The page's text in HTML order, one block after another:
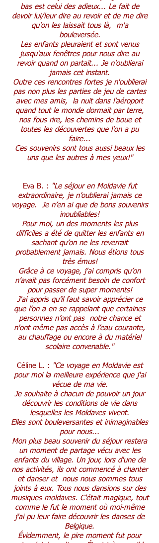
bas est celui des adieux... Le fait de
devoir lui/leur dire au revoir et de me dire
qu'on les laissait tous là, m'a
bouleversée.
Les enfants pleuraient et sont venus
jusqu'aux fenêtres pour nous dire au
revoir quand on partait... Je n'oublierai
jamais cet instant.
Outre ces rencontres fortes je n'oublierai
pas non plus les parties de jeu de cartes
avec mes amis, la nuit dans l'aéroport
quand tout le monde dormait par terre,
nos fous rire, les chemins de boue et
toutes les découvertes que l'on a pu
faire...
Ces souvenirs sont tous aussi beaux les
uns que les autres à mes yeux!"
Eva B. : "Le séjour en Moldavie fut
extraordinaire, je n’oublierai jamais ce
voyage. Je n’en ai que de bons souvenirs
inoubliables!
Pour moi, un des moments les plus
difficiles a été de quitter les enfants en
sachant qu’on ne les reverrait
probablement jamais. Nous étions tous
très émus!
Grâce à ce voyage, j'ai compris qu’on
n’avait pas forcément besoin de confort
pour passer de super moments!
J'ai appris qu’il faut savoir apprécier ce
que l’on a en se rappelant que certaines
personnes n’ont pas notre chance et
n'ont même pas accès à l’eau courante,
au chauffage ou encore à du matériel
scolaire convenable."
Céline L. : "Ce voyage en Moldavie est
pour moi la meilleure expérience que j'ai
vécue de ma vie.
Je souhaite à chacun de pouvoir un jour
découvrir les conditions de vie dans
lesquelles les Moldaves vivent.
Elles sont bouleversantes et inimaginables
pour nous...
Mon plus beau souvenir du séjour restera
un moment de partage vécu avec les
enfants du village. Un jour, lors d'une de
nos activités, ils ont commencé à chanter
et danser et nous nous sommes tous
joints à eux. Tous nous dansions sur des
musiques moldaves. C'était magique, tout
comme le fut le moment où moi-même
j'ai pu leur faire découvrir les danses de
Belgique.
Évidemment, le pire moment fut pour